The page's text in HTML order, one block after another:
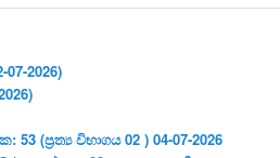
07-2026)
(ප්‍ර‍ත්‍ය විභාගය 02 ) 04-07-2026